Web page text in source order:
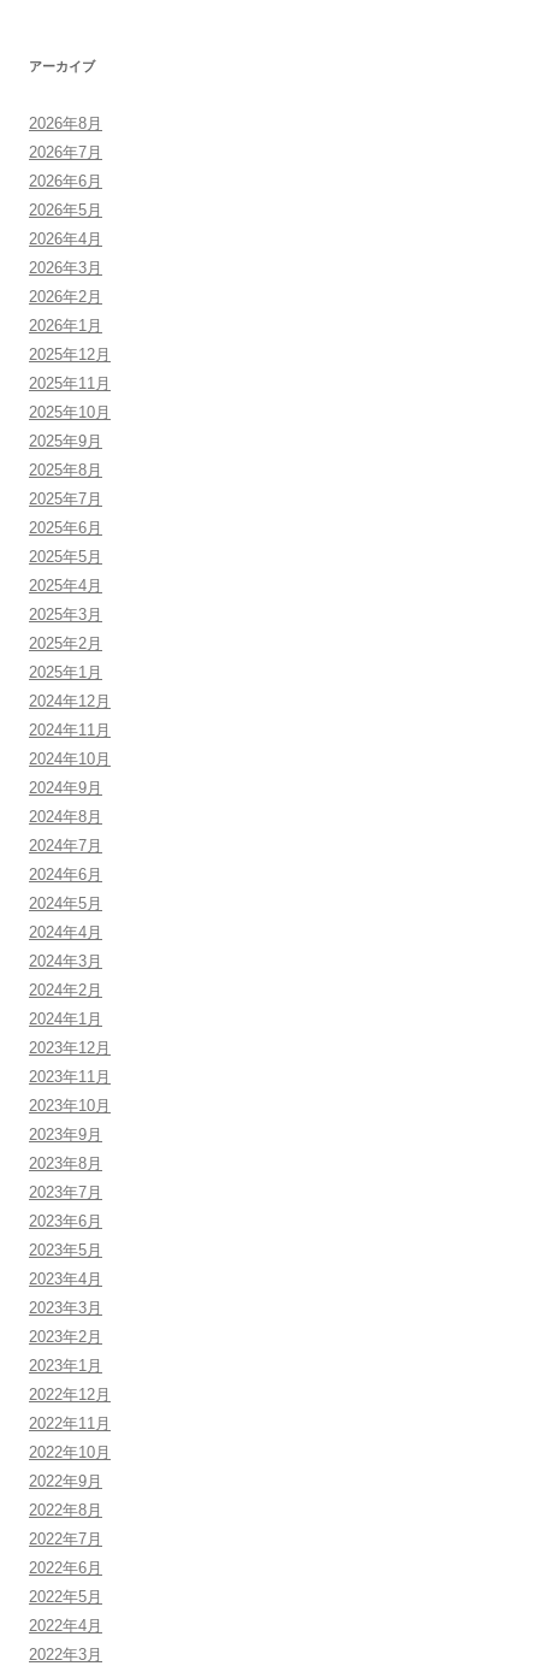
アーカイブ
2026年8月
2026年7月
2026年6月
2026年5月
2026年4月
2026年3月
2026年2月
2026年1月
2025年12月
2025年11月
2025年10月
2025年9月
2025年8月
2025年7月
2025年6月
2025年5月
2025年4月
2025年3月
2025年2月
2025年1月
2024年12月
2024年11月
2024年10月
2024年9月
2024年8月
2024年7月
2024年6月
2024年5月
2024年4月
2024年3月
2024年2月
2024年1月
2023年12月
2023年11月
2023年10月
2023年9月
2023年8月
2023年7月
2023年6月
2023年5月
2023年4月
2023年3月
2023年2月
2023年1月
2022年12月
2022年11月
2022年10月
2022年9月
2022年8月
2022年7月
2022年6月
2022年5月
2022年4月
2022年3月